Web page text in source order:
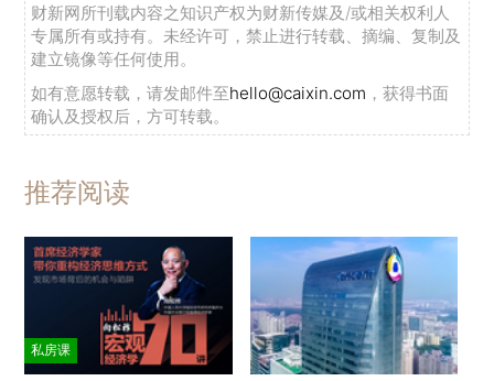
财新网所刊载内容之知识产权为财新传媒及/或相关权利人
专属所有或持有。未经许可，禁止进行转载、摘编、复制及
建立镜像等任何使用。
如有意愿转载，请发邮件至hello@caixin.com ，获得书面
确认及授权后，方可转载。
推荐阅读
私房课